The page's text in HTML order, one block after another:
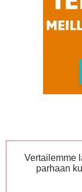
Vertailemme
parhaan